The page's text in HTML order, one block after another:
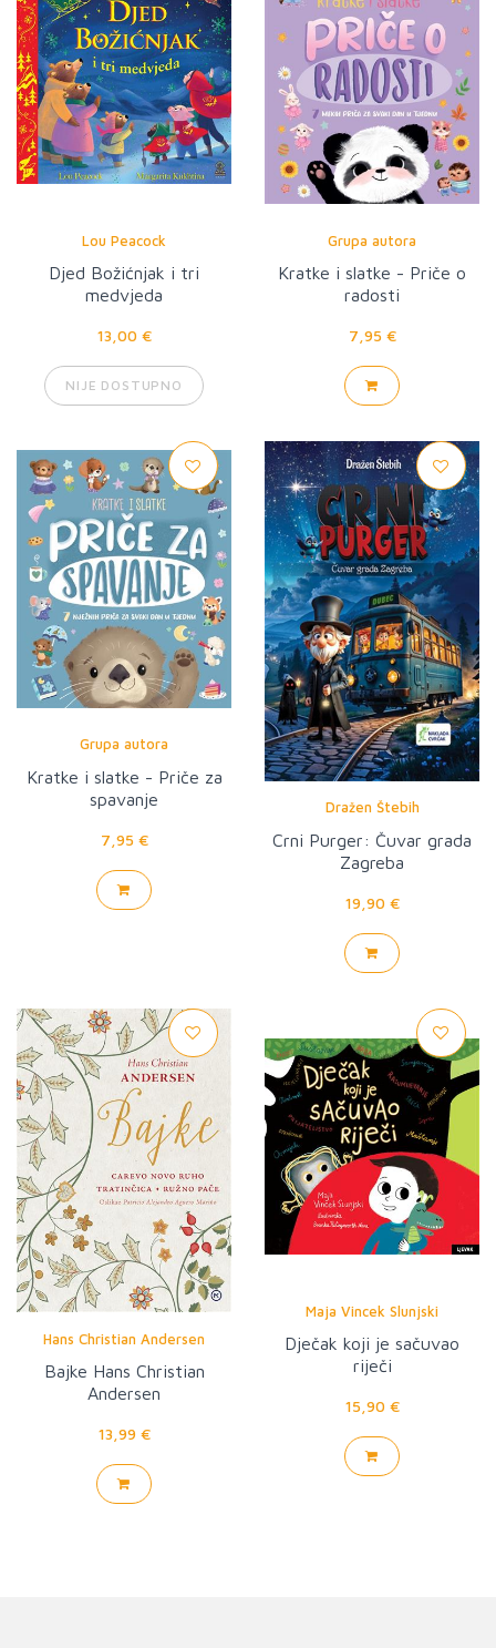
Lou Peacock
Djed Božićnjak i tri
medvjeda
13,00 €
NIJE DOSTUPNO
Grupa autora
Kratke i slatke - Priče o
radosti
7,95 €
Grupa autora
Kratke i slatke - Priče za
spavanje
7,95 €
Dražen Štebih
Crni Purger: Čuvar grada
Zagreba
19,90 €
Hans Christian Andersen
Bajke Hans Christian
Andersen
13,99 €
Maja Vincek Slunjski
Dječak koji je sačuvao
riječi
15,90 €